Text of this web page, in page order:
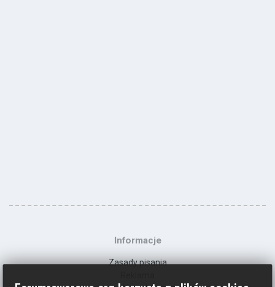
Informacje
Zasady pisania